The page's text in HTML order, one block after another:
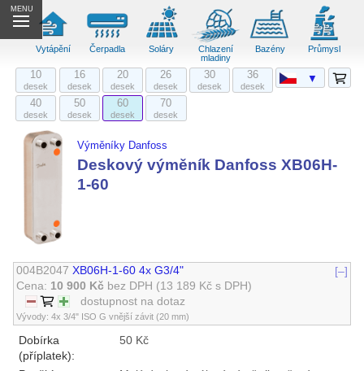
MENU
Vytápění Čerpadla Soláry
Chlazení
mladiny
Bazény Průmysl
10
desek
16
desek
20
desek
26
desek
30
desek
36
desek
40
desek
50
desek
60
desek
70
desek
Výměníky Danfoss
Deskový výměník Danfoss XB06H-
1-60
004B2047 XB06H-1-60 4x G3/4"
[–]
Cena: 10 900 Kč bez DPH (13 189 Kč s DPH)
dostupnost na dotaz
Vývody: 4x 3/4" ISO G vnější závit (20 mm)
Dobírka
(příplatek):
50 Kč
▼